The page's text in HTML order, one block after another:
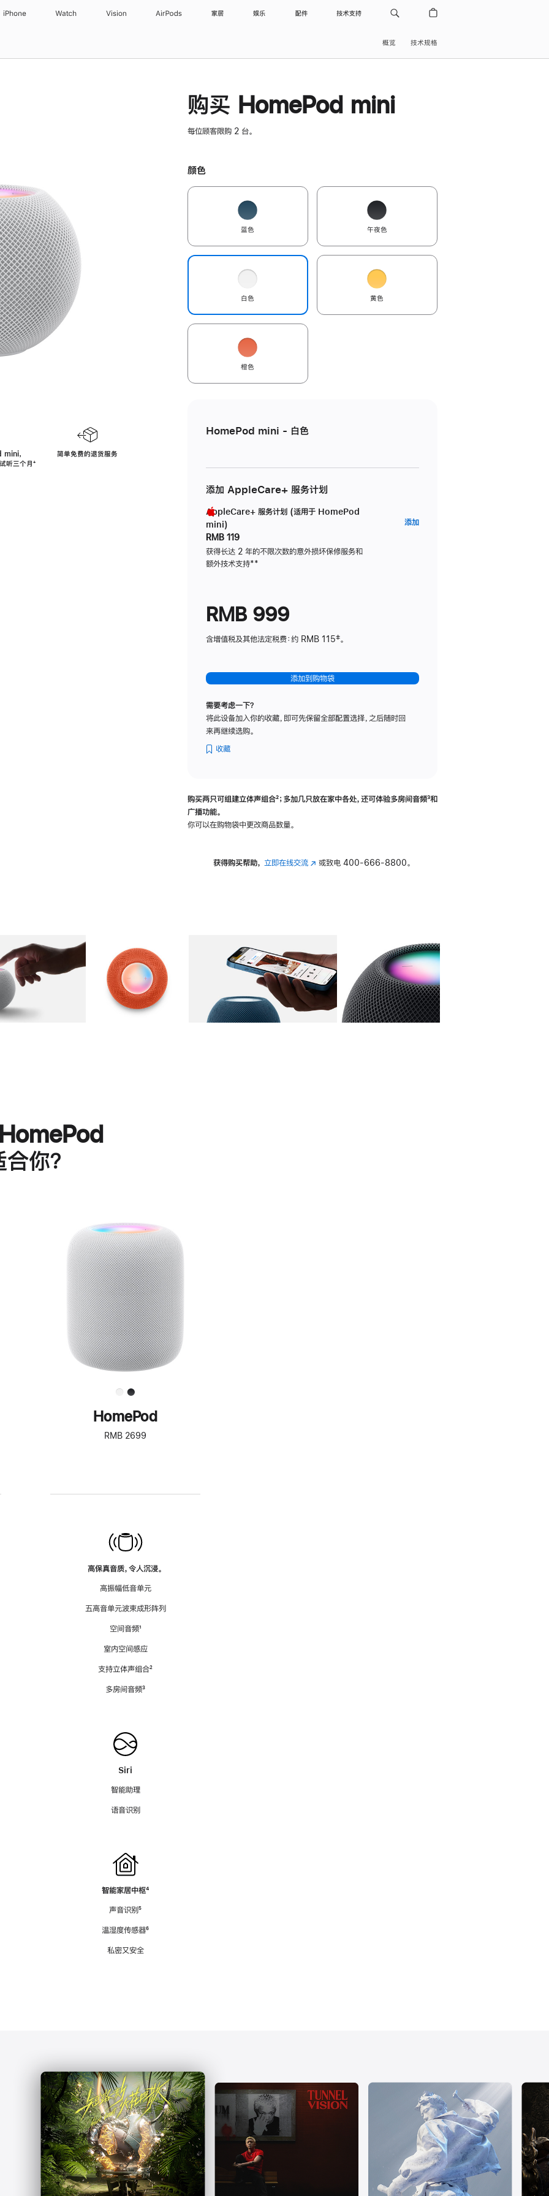
iPhone Watch Vision AirPods 家居 娱乐 配件 技术支持
概览 技术规格
，
听三个月脚
⁺
简单免费的退货服务
购买 HomePod mini
每位顾客限购 2 台。
颜色
蓝色 午夜色
白色 黄色
橙色
HomePod mini - 白色
添加 AppleCare+ 服务计划
AppleCare+ 服务计划 (适用于 HomePod
mini)
RMB 119
获得长达 2 年的不限次数的意外损坏保修服务和
额外技术支持脚
**
添加AppleCare+
RMB 999
含增值税及其他法定税费：约 RMB 115‡。
添加到购物袋
需要考虑一下？
将此设备加入你的收藏，即可先保留全部配置选择，之后随时回
来再继续选购。
收藏
购买两只可组建立体声组合脚
²；多加几只放在家中各处，还可体验多‍房‍间音频脚
³和
广播功能。
你可以在购物袋中更改商品数量。
获得购买帮助， 立即在线交流(在 或致电 400-666-8800。
图库 图像 图库 图像 图库 图像 4 图库 图像 5
你？
进
一
步
了
解
HomePod<
HomePod
RMB 2699
高保真音质，令人沉浸。
高振幅低音单元
五高音单元波束成形阵列
空间音频脚
¹
室内空间感应
支持立体声组合脚
²
多房间音频脚
³
Siri
智能助理
语音识别
智能家居中枢脚
⁴
声音识别脚
⁵
温湿度传感器脚
⁶
私密又安全